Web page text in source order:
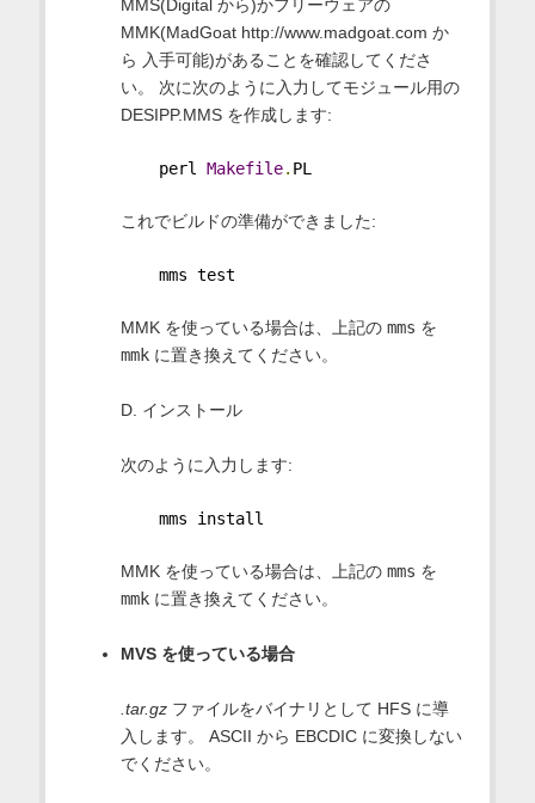
MMS(Digital から)かフリーウェアの
MMK(MadGoat http://www.madgoat.com か
ら 入手可能)があることを確認してくださ
い。 次に次のように入力してモジュール用の
DESIPP.MMS を作成します:
perl Makefile. PL
これでビルドの準備ができました:
mms test
MMK を使っている場合は、上記の mms を
mmkに置き換えてください。
D. インストール
次のように入力します:
mms install
MMK を使っている場合は、上記の mms を
mmkに置き換えてください。
MVS を使っている場合
.tar.gzファイルをバイナリとして HFS に導
入します。 ASCII から EBCDIC に変換しない
でください。